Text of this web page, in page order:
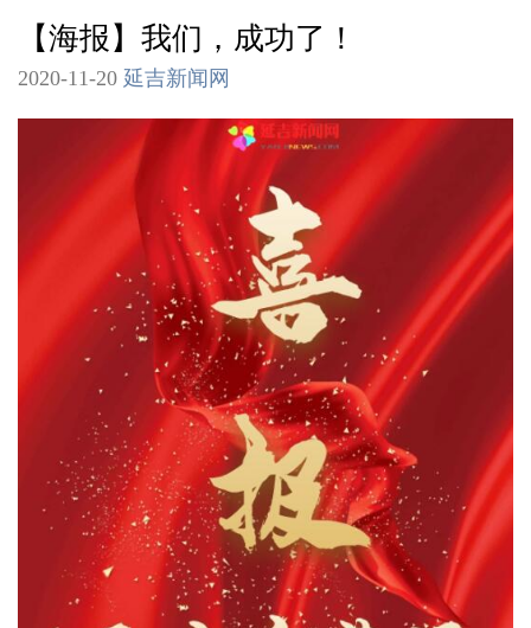
【海报】我们，成功了！
2020-11-20 延吉新闻网